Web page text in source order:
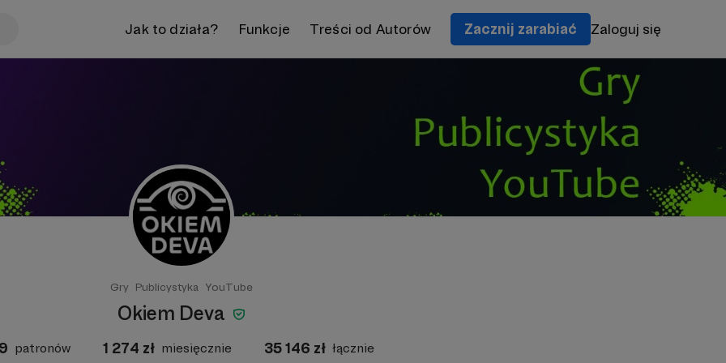
Jak to działa? Funkcje Treści od Autorów Zacznij zarabiać Zaloguj się
Gry Publicystyka YouTube
Okiem Deva
patronów 1 274 zł miesięcznie 35 146 zł łącznie